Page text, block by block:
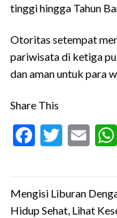
tinggi hingga Tahun
Otoritas setempat
pariwisata di ketiga
dan aman untuk para
Share This
Mengisi Liburan
Hidup Sehat, Lihat